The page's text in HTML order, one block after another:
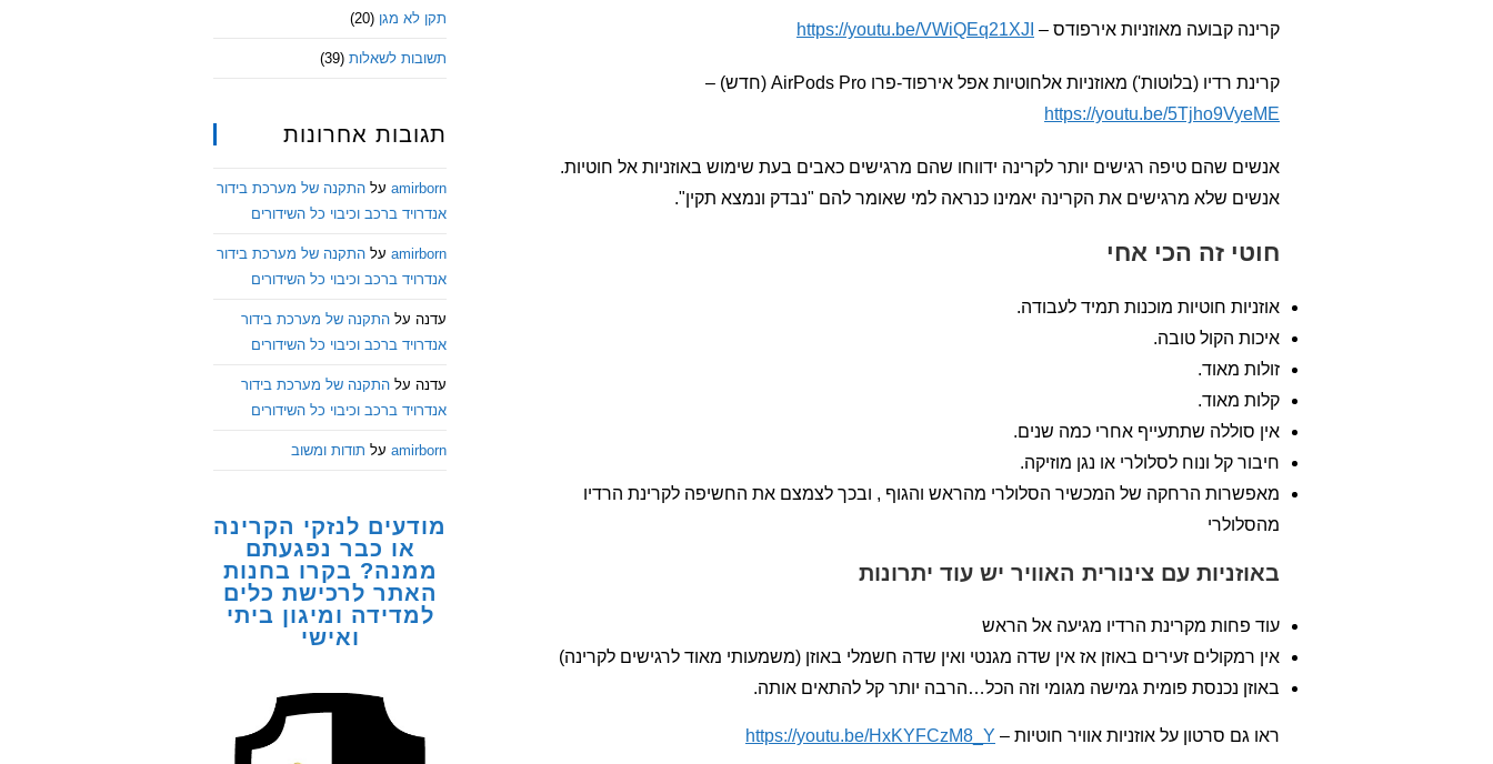
קרינה קבועה מאוזניות אירפודס – https://youtu.be/VWiQEq21XJI
קרינת רדיו (בלוטות') מאוזניות אלחוטיות אפל אירפוד-פרו AirPods Pro (חדש) –
https://youtu.be/5Tjho9VyeME
אנשים שהם טיפה רגישים יותר לקרינה ידווחו שהם מרגישים כאבים בעת שימוש באוזניות אל חוטיות.
אנשים שלא מרגישים את הקרינה יאמינו כנראה למי שאומר להם "נבדק ונמצא תקין".
חוטי זה הכי אחי
אוזניות חוטיות מוכנות תמיד לעבודה.
איכות הקול טובה.
זולות מאוד.
קלות מאוד.
אין סוללה שתתעייף אחרי כמה שנים.
חיבור קל ונוח לסלולרי או נגן מוזיקה.
מאפשרות הרחקה של המכשיר הסלולרי מהראש והגוף , ובכך לצמצם את החשיפה לקרינת הרדיו
מהסלולרי
באוזניות עם צינורית האוויר יש עוד יתרונות
עוד פחות מקרינת הרדיו מגיעה אל הראש
אין רמקולים זעירים באוזן אז אין שדה מגנטי ואין שדה חשמלי באוזן (משמעותי מאוד לרגישים לקרינה)
באוזן נכנסת פומית גמישה מגומי וזה הכל…הרבה יותר קל להתאים אותה.
ראו גם סרטון על אוזניות אוויר חוטיות – https://youtu.be/HxKYFCzM8_Y
תקן לא מגן (20)
תשובות לשאלות (39)
תגובות אחרונות
amirborn על התקנה של מערכת בידור
אנדרויד ברכב וכיבוי כל השידורים
amirborn על התקנה של מערכת בידור
אנדרויד ברכב וכיבוי כל השידורים
עדנה על התקנה של מערכת בידור
אנדרויד ברכב וכיבוי כל השידורים
עדנה על התקנה של מערכת בידור
אנדרויד ברכב וכיבוי כל השידורים
amirborn על תודות ומשוב
מודעים לנזקי הקרינה
או כבר נפגעתם
ממנה? בקרו בחנות
האתר לרכישת כלים
למדידה ומיגון ביתי
ואישי